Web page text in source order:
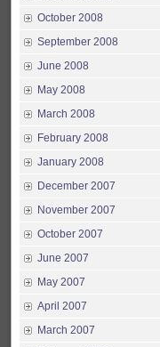
October 2008
September 2008
June 2008
May 2008
March 2008
February 2008
January 2008
December 2007
November 2007
October 2007
June 2007
May 2007
April 2007
March 2007